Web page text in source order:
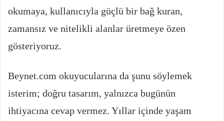
okumaya, kullanıcıyla güçlü bir bağ kuran,
zamansız ve nitelikli alanlar üretmeye özen
gösteriyoruz.
Beynet.com okuyucularına da şunu söylemek
isterim; doğru tasarım, yalnızca bugünün
ihtiyacına cevap vermez. Yıllar içinde yaşam